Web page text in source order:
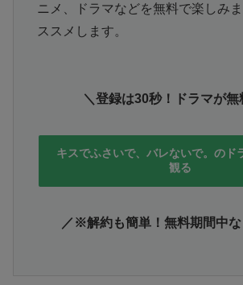
ニメ、ドラマなどを無料で楽しみ
ススメします。
＼登録は30秒！ドラマが無
キスでふさいで、バレないで。のド
観る
／※解約も簡単！無料期間中な